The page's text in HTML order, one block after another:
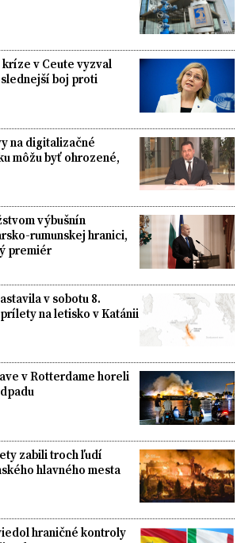
v Ceute vyzval
boj proti
na digitalizačné
môžu byť ohrozené,
výbušnín
rumunskej hranici,
premiér
v sobotu 8.
na letisko v Katánii
v Rotterdame horeli
zabili troch ľudí
hlavného mesta
hraničné kontroly